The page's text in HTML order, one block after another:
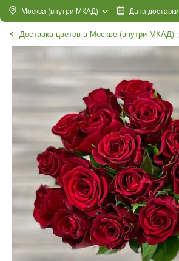
Москва (внутри МКАД) Дата доставки
Доставка цветов в Москве (внутри МКАД)